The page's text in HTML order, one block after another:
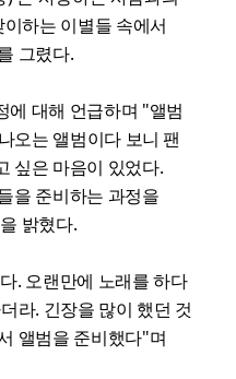
하는 이별들 속에서
그렸다.
에 대해 언급하며 "앨범
오는 앨범이다 보니 팬
싶은 마음이 있었다.
을 준비하는 과정을
밝혔다.
. 오랜만에 노래를 하다
라. 긴장을 많이 했던 것
앨범을 준비했다"며